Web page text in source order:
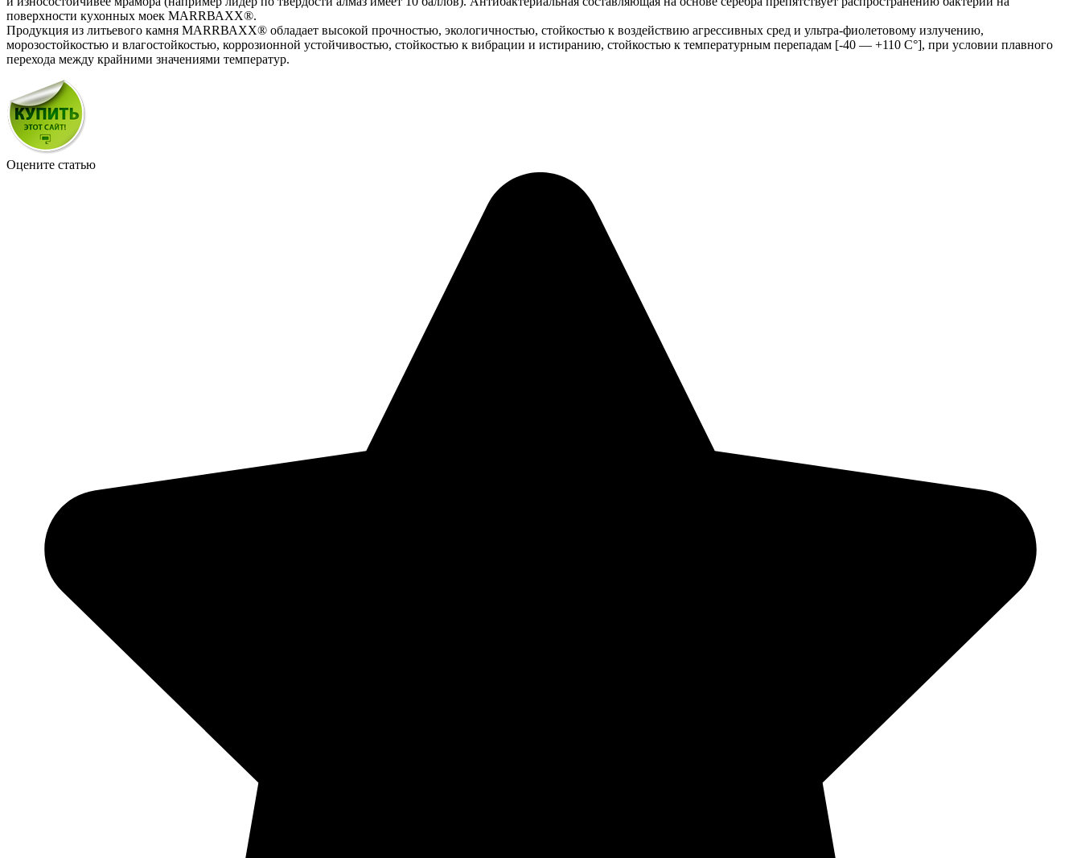
поверхности кухонных моек МАRRВАХХ®.
Продукция из литьевого камня МАRRВАХХ® обладает высокой прочностью, экологичностью, стойкостью к воздействию агрессивных сред и ультра-фиолетовому излучению,
морозостойкостью и влагостойкостью, коррозионной устойчивостью, стойкостью к вибрации и истиранию, стойкостью к температурным перепадам [-40 — +110 С°], при условии плавного
перехода между крайними значениями температур.
Оцените статью